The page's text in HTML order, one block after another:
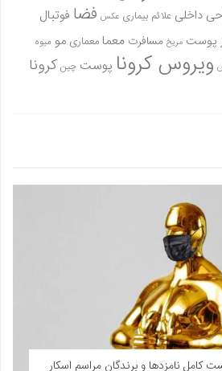
داخلی علائم بیماری عکس فضا فوتبال
پوست مریخ مسافرت معمامعماری مو میوه
ویروس کرونا پوست چین کرونا
اسکار ۲۰۲۱: لیست کامل نامزدها و برندگان مراسم اسکار